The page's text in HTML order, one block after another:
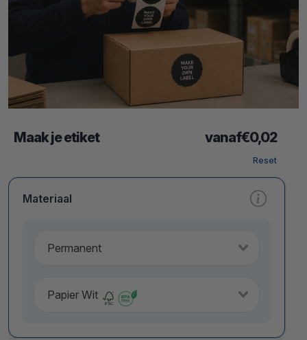
Maak je etiket vanaf€0,02
Reset
Materiaal
Permanent
Papier Wit